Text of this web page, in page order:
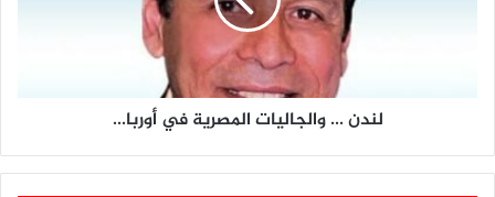
لندن ... والجاليات المصرية في أوربا...